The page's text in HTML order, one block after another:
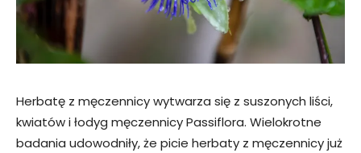
Herbatę z męczennicy wytwarza się z suszonych liści,
kwiatów i łodyg męczennicy Passiflora. Wielokrotne
badania udowodniły, że picie herbaty z męczennicy już